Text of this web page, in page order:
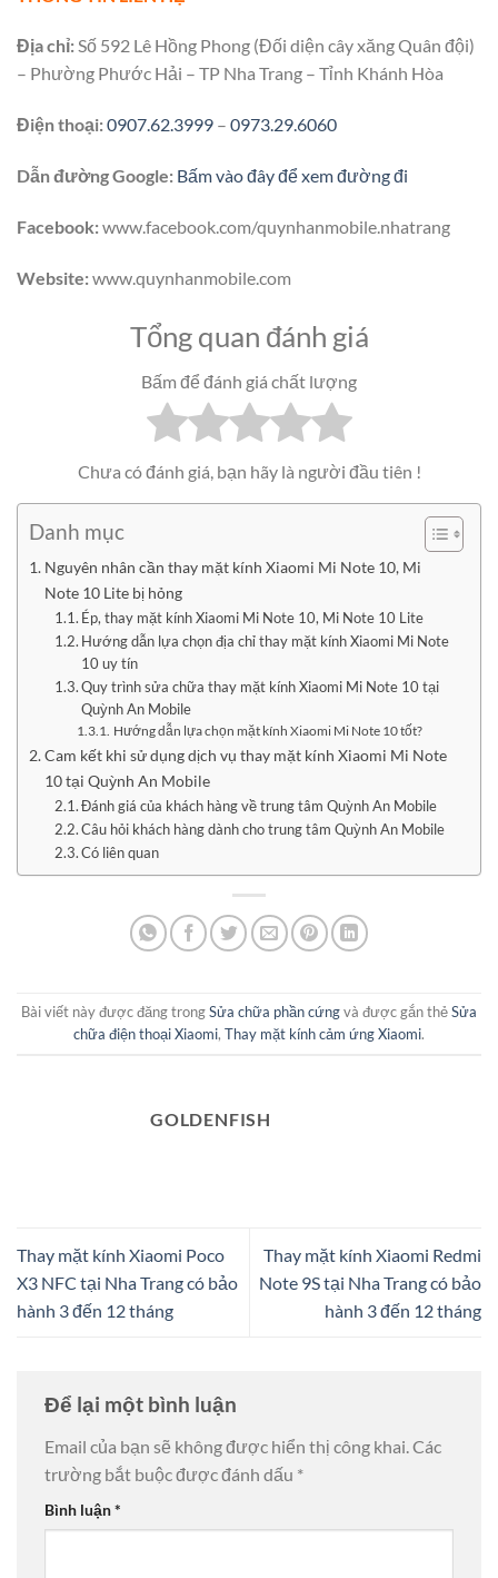
Địa chỉ:Số 592 Lê Hồng Phong (Đối diện cây xăng Quân đội)
– Phường Phước Hải – TP Nha Trang – Tỉnh Khánh Hòa
Điện thoại:0907.62.3999 – 0973.29.6060
Dẫn đường Google: Bấm vào đây để xem đường đi
Facebook:www.facebook.com/quynhanmobile.nhatrang
Website:www.quynhanmobile.com
Tổng quan đánh giá
Bấm để đánh giá chất lượng
Chưa có đánh giá, bạn hãy là người đầu tiên !
Danh mục
Nguyên nhân cần thay mặt kính Xiaomi Mi Note 10, Mi
Note 10 Lite bị hỏng
Ép, thay mặt kính Xiaomi Mi Note 10, Mi Note 10 Lite
Hướng dẫn lựa chọn địa chỉ thay mặt kính Xiaomi Mi Note
10 uy tín
Quy trình sửa chữa thay mặt kính Xiaomi Mi Note 10 tại
Quỳnh An Mobile
Hướng dẫn lựa chọn mặt kính Xiaomi Mi Note 10 tốt?
Cam kết khi sử dụng dịch vụ thay mặt kính Xiaomi Mi Note
10 tại Quỳnh An Mobile
Đánh giá của khách hàng về trung tâm Quỳnh An Mobile
Câu hỏi khách hàng dành cho trung tâm Quỳnh An Mobile
Có liên quan
Bài viết này được đăng trongSửa chữa phần cứngvà được gắn thẻSửa
chữa điện thoại Xiaomi, Thay mặt kính cảm ứng Xiaomi.
GOLDENFISH
Thay mặt kính Xiaomi Poco
X3 NFC tại Nha Trang có bảo
hành 3 đến 12 tháng
Thay mặt kính Xiaomi Redmi
Note 9S tại Nha Trang có bảo
hành 3 đến 12 tháng
Để lại một bình luận
Email của bạn sẽ không được hiển thị công khai. Các
trường bắt buộc được đánh dấu *
Bình luận*